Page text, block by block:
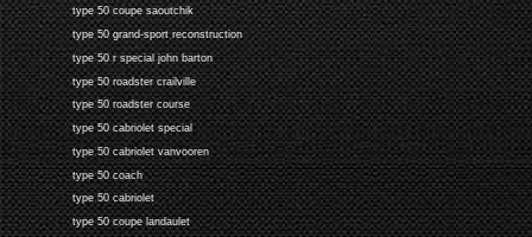
type 50 coupe saoutchik
type 50 grand-sport reconstruction
type 50 r special john barton
type 50 roadster crailville
type 50 roadster course
type 50 cabriolet special
type 50 cabriolet vanvooren
type 50 coach
type 50 cabriolet
type 50 coupe landaulet